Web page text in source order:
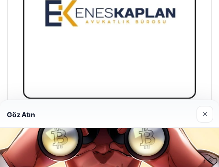
Enes Kaplan Avukatlık Bürosu
28/04/2026
Göz Atın ×